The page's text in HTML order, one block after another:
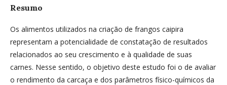
Resumo
Os alimentos utilizados na criação de frangos caipira
representam a potencialidade de constatação de resultados
relacionados ao seu crescimento e à qualidade de suas
carnes. Nesse sentido, o objetivo deste estudo foi o de avaliar
o rendimento da carcaça e dos parâmetros físico-químicos da